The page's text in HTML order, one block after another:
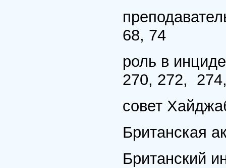
68, 74
роль в
270, 272,
совет
Британская
Британский